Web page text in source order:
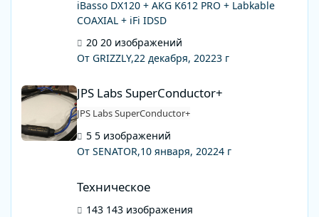
iBasso DX120 + AKG K612 PRO + Labkable
COAXIAL + iFi IDSD
20 изображений
От GRIZZLY,22 декабря, 20223 г
JPS Labs SuperConductor+
JPS Labs SuperConductor+
JPS Labs SuperConductor+
5 изображений
От SENATOR,10 января, 20224 г
Техническое
143 изображения